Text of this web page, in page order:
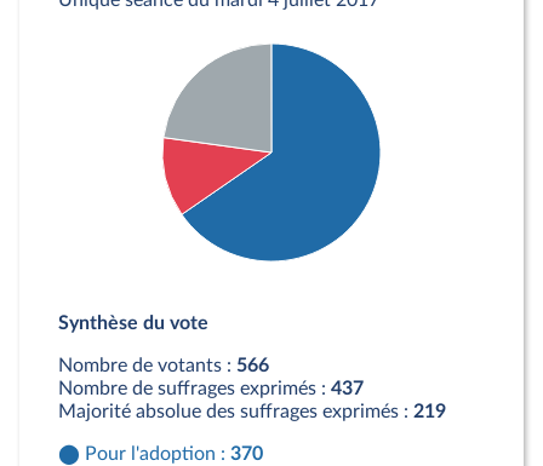
Contre : 67 députés
Synthèse du vote
Nombre de votants : 566
Nombre de suffrages exprimés : 437
Majorité absolue des suffrages exprimés : 219
Pour l'adoption : 370